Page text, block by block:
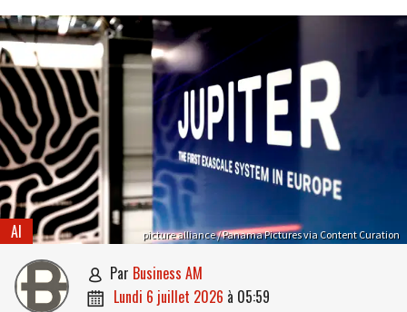
picture alliance / Panama Pictures via Content Curation
AI
 par Business AM
 lundi 6 juillet 2026 à 05:59